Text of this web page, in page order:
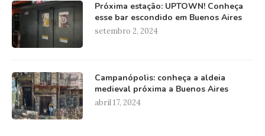
Próxima estação: UPTOWN! Conheça
esse bar escondido em Buenos Aires
setembro 2, 2024
Campanópolis: conheça a aldeia
medieval próxima a Buenos Aires
abril 17, 2024